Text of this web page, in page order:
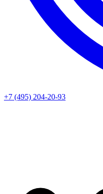
+7 (495) 204-20-93